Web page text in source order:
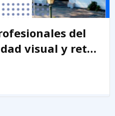
del
visual y retos